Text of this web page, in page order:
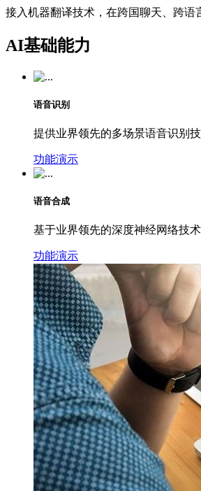
接入机器翻译技术，在跨国聊天、跨
AI基础能力
语音识别
提供业界领先的多场景语音识别
功能演示
语音合成
基于业界领先的深度神经网络技
功能演示